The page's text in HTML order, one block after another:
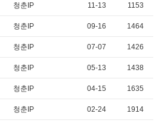
청춘IP 11-13 1153
청춘IP 09-16 1464
청춘IP 07-07 1426
청춘IP 05-13 1438
청춘IP 04-15 1635
청춘IP 02-24 1914